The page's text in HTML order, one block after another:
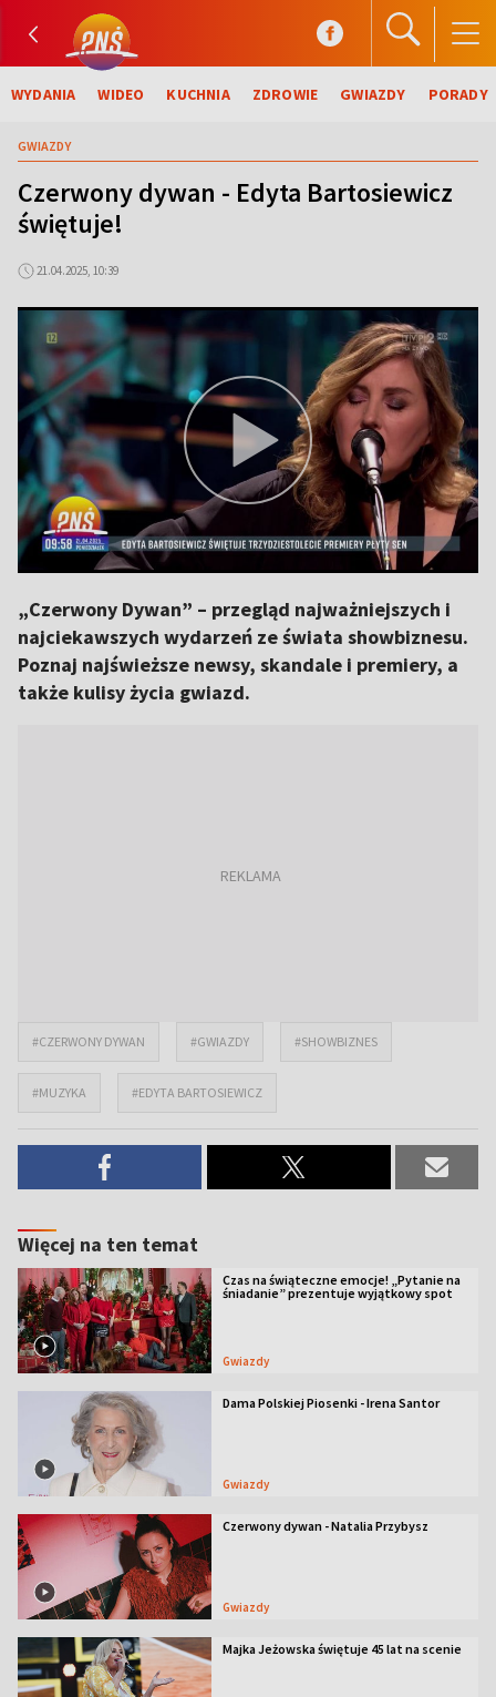
WYDANIA WIDEO KUCHNIA ZDROWIE GWIAZDY PORADY
GWIAZDY
Czerwony dywan - Edyta Bartosiewicz
świętuje!
21.04.2025, 10:39
„Czerwony Dywan” – przegląd najważniejszych i
najciekawszych wydarzeń ze świata showbiznesu.
Poznaj najświeższe newsy, skandale i premiery, a
także kulisy życia gwiazd.
#CZERWONY DYWAN #GWIAZDY #SHOWBIZNES
#MUZYKA #EDYTA BARTOSIEWICZ
Więcej na ten temat
Czas na świąteczne emocje! „Pytanie na
śniadanie” prezentuje wyjątkowy spot
Gwiazdy
Dama Polskiej Piosenki - Irena Santor
Gwiazdy
Czerwony dywan - Natalia Przybysz
Gwiazdy
Majka Jeżowska świętuje 45 lat na scenie